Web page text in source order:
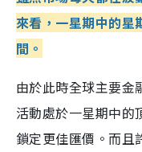
來看，一星期中的星
間。
由於此時全球主要金
活動處於一星期中的
鎖定更佳匯價。而且